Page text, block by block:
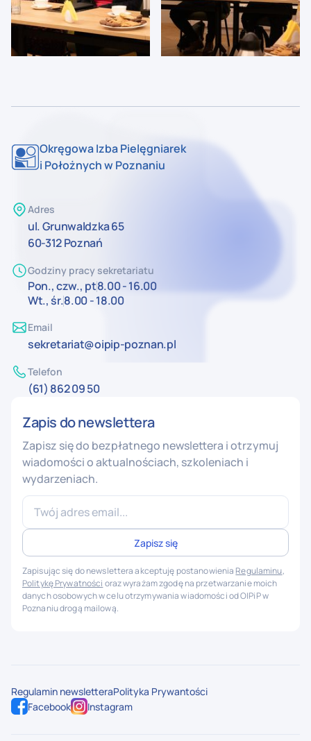
Okręgowa Izba Pielęgniarek
i Położnych w Poznaniu
Adres
ul. Grunwaldzka 65
60-312 Poznań
Godziny pracy sekretariatu
Pon., czw., pt8.00 - 16.00
Wt., śr.8.00 - 18.00
Email
sekretariat@oipip-poznan.pl
Telefon
(61) 862 09 50
Zapis do newslettera
Zapisz się do bezpłatnego newslettera i otrzymuj
wiadomości o aktualnościach, szkoleniach i
wydarzeniach.
Zapisując się do newslettera akceptuję postanowienia Regulaminu,
Politykę Prywatności oraz wyrażam zgodę na przetwarzanie moich
danych osobowych w celu otrzymywania wiadomości od OIPiP w
Poznaniu drogą mailową.
Facebook Instagram
Regulamin newsletteraPolityka Prywantości